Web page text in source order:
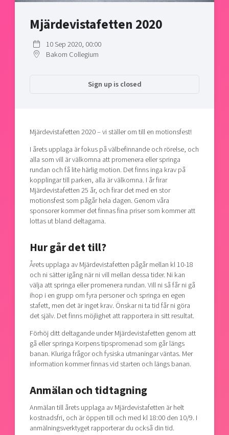
Bright East
Reversed mentorship
Talent & skills
Startup & industry collaboration
Offers to boost your business
Projects
Publications
Project toolbox
Reach out to us
Locations
Today's lunch in Mjärdevi
Mjärdevistafetten 2020
10 Sep 2020, 00:00
Bakom Collegium
Sign up is closed
Mjärdevistafetten 2020 – vi ställer om till en motionsfest!
I årets upplaga är fokus på välbefinnande och rörelse, och
alla som vill är välkomna att promenera eller springa
rundan och få lite härlig motion. Det finns inga krav på
kopplingar till parken, alla är välkomna. I år firar
Mjärdevistafetten 25 år, och firar det med en stor
motionsfest som pågår hela dagen. Genom våra
sponsorer kommer det finnas fina priser som kommer att
lottas ut bland deltagarna.
Hur går det till?
Årets upplaga av Mjärdevistafetten pågår mellan kl 10-18
och ni sätter igång när ni vill mellan dessa tider. Ni kan
välja att springa eller promenera rundan. Vill ni så får ni gå
ihop i en grupp om fyra personer och springa en egen
stafett, men det är inget krav. Önskar ni ta tid får ni göra
det själv. Det finns möjlighet att rapportera in sitt resultat.
Förhöj ditt deltagande under Mjärdevistafetten genom att
gå eller springa Korpens tipspromenad som går längs
banan. Kluriga frågor och fysiska utmaningar väntas. Mer
information kommer finnas vid starten och längs banan.
Anmälan och tidtagning
Anmälan till årets upplaga av Mjärdevistafetten är helt
kostnadsfri, och är öppen till och med kl 18:00 den 10/9. I
anmälningsverktyget rapporterar du också din tid.